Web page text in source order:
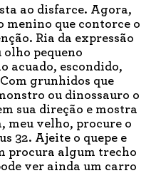
ao disfarce. Agora,
menino que contorce o
Ria da expressão
olho pequeno
acuado, escondido,
grunhidos que
ou dinossauro o
sua direção e mostra
meu velho, procure o
32. Ajeite o quepe e
procura algum trecho
ver ainda um carro